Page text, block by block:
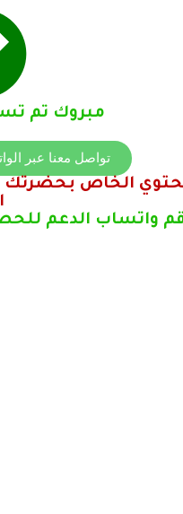
مبروك تم
تواصل معنا عبر
واتساب الدعم للحصول علي